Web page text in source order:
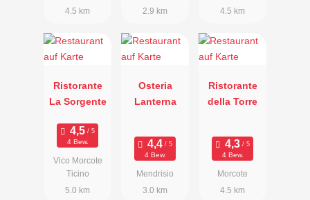
4.5 km
2.9 km
4.5 km
Ristorante
La Sorgente
4 Bew.
Vico Morcote
Ticino
5.0 km
Osteria
Lanterna
4 Bew.
Mendrisio
3.0 km
Ristorante
della Torre
4 Bew.
Morcote
4.5 km